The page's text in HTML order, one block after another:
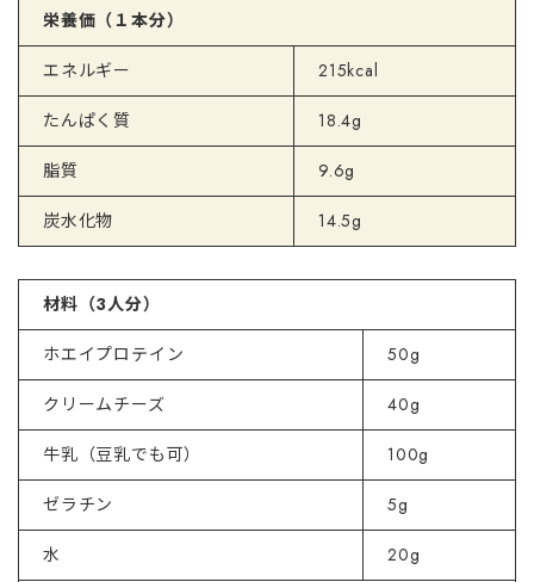
栄養価（１本分）
エネルギー 215kcal
たんぱく質 18.4g
脂質 9.6g
炭水化物 14.5g
材料（3人分）
ホエイプロテイン 50g
クリームチーズ 40g
牛乳（豆乳でも可） 100g
ゼラチン 5g
水 20g